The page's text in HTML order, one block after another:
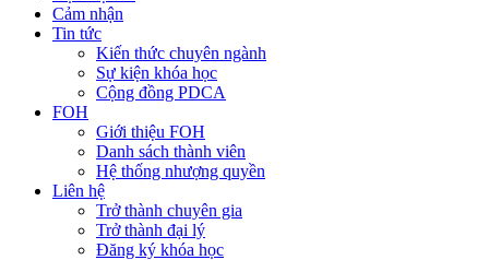
Cảm nhận
Tin tức
Kiến thức chuyên ngành
Sự kiện khóa học
Cộng đồng PDCA
FOH
Giới thiệu FOH
Danh sách thành viên
Hệ thống nhượng quyền
Liên hệ
Trở thành chuyên gia
Trở thành đại lý
Đăng ký khóa học